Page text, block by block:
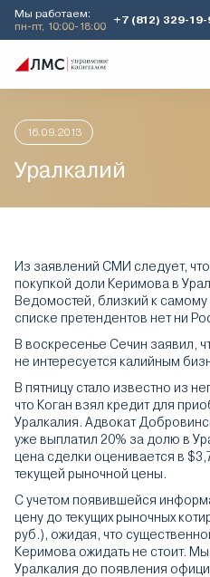
Мы работаем:
пн-пт, 10:00-18:00
+7 (812) 329-19-
Главная Аналитика
16.09.2013
Уралкалий
Из заявлений СМИ следует,
покупкой доли Керимова в
Ведомостей, близкий к самому
списке претендентов нет ни
В воскресенье Сечин заявил,
не интересуется калийным
В пятницу стало известно из
что Коган взял кредит для
Уралкалия. Адвокат
уже выплатил 20% за долю в
цена сделки оценивается в
текущей рыночной цены.
С учетом появившейся
цену до текущих рыночных
руб.), ожидая, что
Керимова ожидать не стоит.
Уралкалия до появления